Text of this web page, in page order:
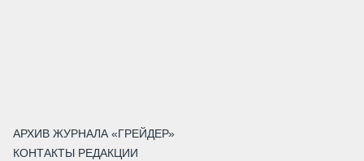
АРХИВ ЖУРНАЛА «ГРЕЙДЕР»
КОНТАКТЫ РЕДАКЦИИ